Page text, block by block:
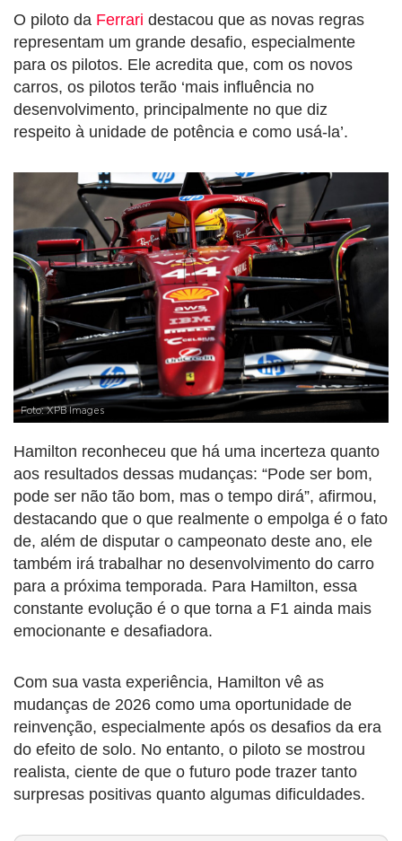
O piloto da Ferrari destacou que as novas regras
representam um grande desafio, especialmente
para os pilotos. Ele acredita que, com os novos
carros, os pilotos terão ‘mais influência no
desenvolvimento, principalmente no que diz
respeito à unidade de potência e como usá-la’.
Foto: XPB Images
Hamilton reconheceu que há uma incerteza quanto
aos resultados dessas mudanças: “Pode ser bom,
pode ser não tão bom, mas o tempo dirá”, afirmou,
destacando que o que realmente o empolga é o fato
de, além de disputar o campeonato deste ano, ele
também irá trabalhar no desenvolvimento do carro
para a próxima temporada. Para Hamilton, essa
constante evolução é o que torna a F1 ainda mais
emocionante e desafiadora.
Com sua vasta experiência, Hamilton vê as
mudanças de 2026 como uma oportunidade de
reinvenção, especialmente após os desafios da era
do efeito de solo. No entanto, o piloto se mostrou
realista, ciente de que o futuro pode trazer tanto
surpresas positivas quanto algumas dificuldades.